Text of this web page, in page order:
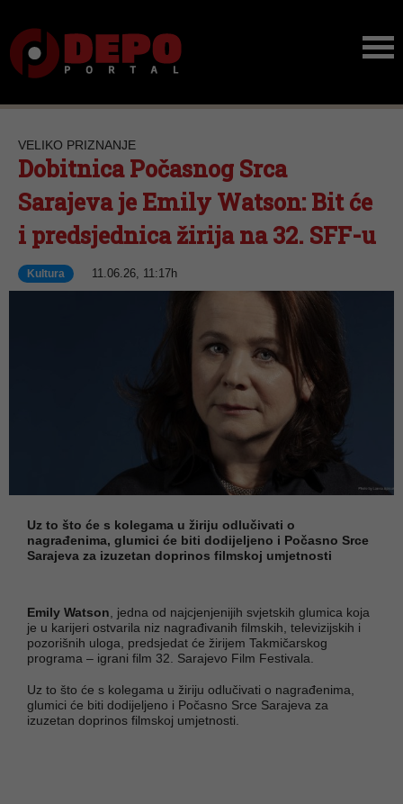
VELIKO PRIZNANJE
Dobitnica Počasnog Srca
Sarajeva je Emily Watson: Bit će
i predsjednica žirija na 32. SFF-u
Kultura 11.06.26, 11:17h
Uz to što će s kolegama u žiriju odlučivati o
nagrađenima, glumici će biti dodijeljeno i Počasno Srce
Sarajeva za izuzetan doprinos filmskoj umjetnosti
Emily Watson , jedna od najcjenjenijih svjetskih glumica koja
je u karijeri ostvarila niz nagrađivanih filmskih, televizijskih i
pozorišnih uloga, predsjedat će žirijem Takmičarskog
programa – igrani film 32. Sarajevo Film Festivala.
Uz to što će s kolegama u žiriju odlučivati o nagrađenima,
glumici će biti dodijeljeno i Počasno Srce Sarajeva za
izuzetan doprinos filmskoj umjetnosti.